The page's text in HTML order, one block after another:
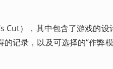
），其中包含了游戏的设
记录，以及可选择的“作弊